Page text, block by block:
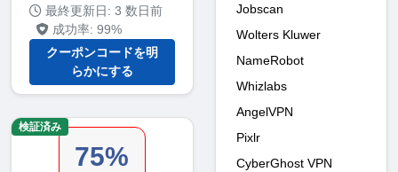
最終更新日: 3 数日前
成功率: 99%
クーポンコードを明
らかにする
75%
検証済み
Jobscan
Wolters Kluwer
NameRobot
Whizlabs
AngelVPN
Pixlr
CyberGhost VPN